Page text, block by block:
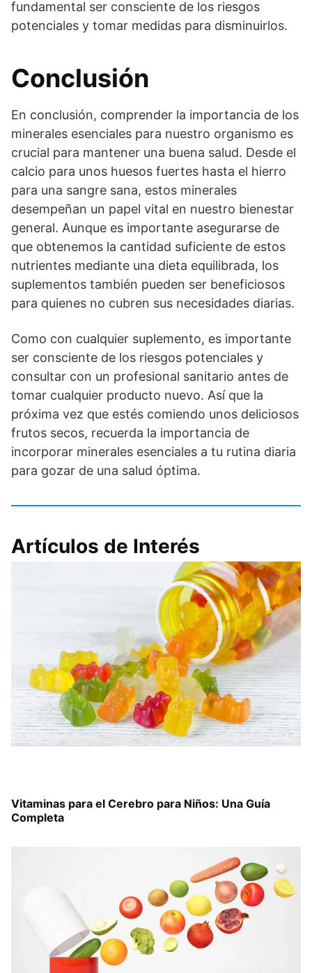
fundamental ser consciente de los riesgos
potenciales y tomar medidas para disminuirlos.
Conclusión
En conclusión, comprender la importancia de los
minerales esenciales para nuestro organismo es
crucial para mantener una buena salud. Desde el
calcio para unos huesos fuertes hasta el hierro
para una sangre sana, estos minerales
desempeñan un papel vital en nuestro bienestar
general. Aunque es importante asegurarse de
que obtenemos la cantidad suficiente de estos
nutrientes mediante una dieta equilibrada, los
suplementos también pueden ser beneficiosos
para quienes no cubren sus necesidades diarias.
Como con cualquier suplemento, es importante
ser consciente de los riesgos potenciales y
consultar con un profesional sanitario antes de
tomar cualquier producto nuevo. Así que la
próxima vez que estés comiendo unos deliciosos
frutos secos, recuerda la importancia de
incorporar minerales esenciales a tu rutina diaria
para gozar de una salud óptima.
Artículos de Interés
Vitaminas para el Cerebro para Niños: Una Guía
Completa